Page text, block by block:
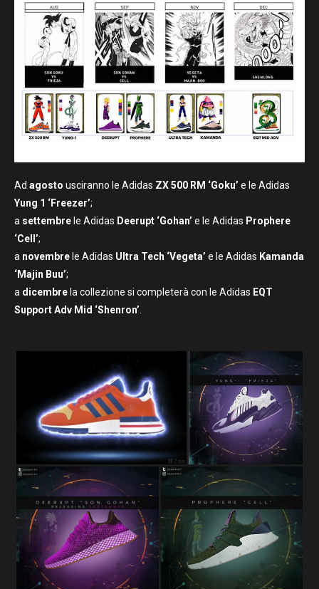
Ad agosto usciranno le Adidas ZX 500 RM ‘Goku’ e le Adidas
Yung 1 ‘Freezer’;
a settembre le Adidas Deerupt ‘Gohan’ e le Adidas Prophere
‘Cell’;
a novembre le Adidas Ultra Tech ‘Vegeta’ e le Adidas Kamanda
‘Majin Buu’;
a dicembre la collezione si completerà con le Adidas EQT
Support Adv Mid ‘Shenron’